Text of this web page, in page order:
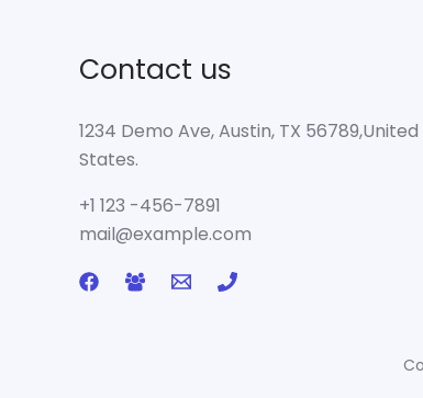
Contact us
1234 Demo Ave, Austin, TX 56789,United
States.
+1 123 -456-7891
mail@example.com